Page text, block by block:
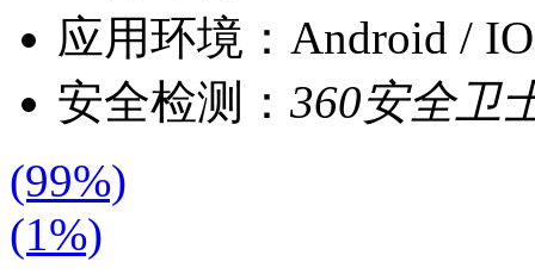
应用环境： Android /
安全检测： 360安全卫
(99%)
(1%)